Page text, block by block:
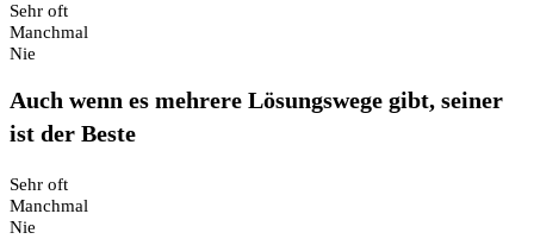
Sehr oft
Manchmal
Nie
Auch wenn es mehrere Lösungswege gibt, seiner
ist der Beste
Sehr oft
Manchmal
Nie